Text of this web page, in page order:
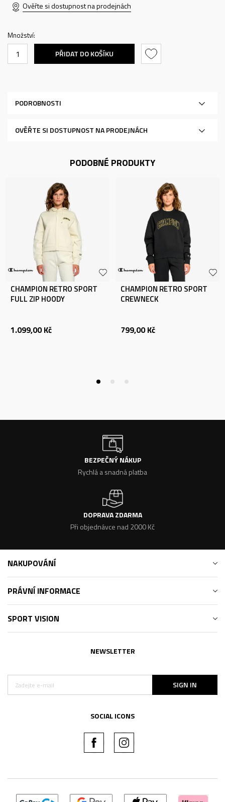
Ověřte si dostupnost na prodejnách
Množství:
PŘIDAT DO KOŠÍKU
PODROBNOSTI
OVĚŘTE SI DOSTUPNOST NA PRODEJNÁCH
PODOBNÉ PRODUKTY
CHAMPION RETRO SPORT
FULL ZIP HOODY
1.099,00 Kč
CHAMPION RETRO SPORT
CREWNECK
799,00 Kč
BEZPEČNÝ NÁKUP
Rychlá a snadná platba
DOPRAVA ZDARMA
Při objednávce nad 2000 Kč
NAKUPOVÁNÍ
PRÁVNÍ INFORMACE
SPORT VISION
NEWSLETTER
SIGN IN
SOCIAL ICONS